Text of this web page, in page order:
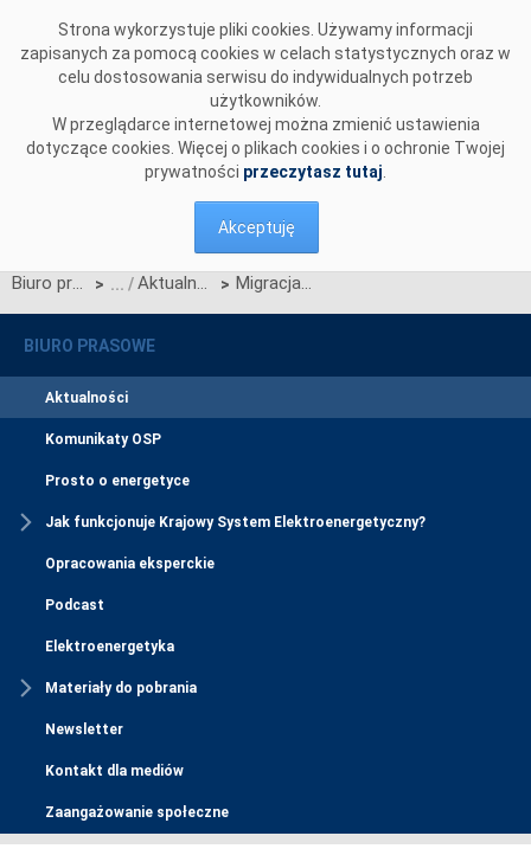
Strona wykorzystuje pliki cookies. Używamy informacji
zapisanych za pomocą cookies w celach statystycznych oraz w
celu dostosowania serwisu do indywidualnych potrzeb
użytkowników.
W przeglądarce internetowej można zmienić ustawienia
dotyczące cookies. Więcej o plikach cookies i o ochronie Twojej
prywatności przeczytasz tutaj
Akceptuję
Biuro prasowe > Aktualności > Migracja inicjalna danych do CSIRE – wyniki Aktualizacji 2Q2026
BIURO PRASOWE
Aktualności
Komunikaty OSP
Prosto o energetyce
Jak funkcjonuje Krajowy System Elektroenergetyczny?
Opracowania eksperckie
Podcast
Elektroenergetyka
Materiały do pobrania
Newsletter
Kontakt dla mediów
Zaangażowanie społeczne